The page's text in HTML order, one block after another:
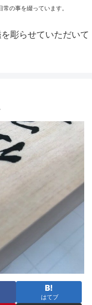
の事を綴っています。
彫らせていただいて
はてブ